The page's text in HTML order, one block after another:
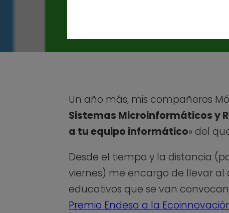
Un año más, mis compañeros
Sistemas Microinformáticos y
a tu equipo informático» del
Desde el tiempo y la distancia
viernes) me encargo de llevar al
educativos que se van
Premio Endesa a la